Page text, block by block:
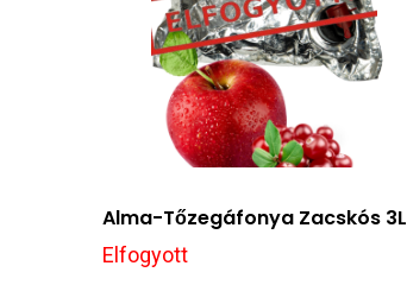
Alma-Tőzegáfonya Zacskós 3L
Elfogyott